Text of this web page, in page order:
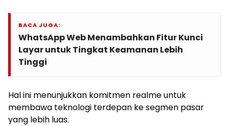
BACA JUGA:
WhatsApp Web Menambahkan Fitur Kunci
Layar untuk Tingkat Keamanan Lebih
Tinggi
Hal ini menunjukkan komitmen realme untuk
membawa teknologi terdepan ke segmen pasar
yang lebih luas.